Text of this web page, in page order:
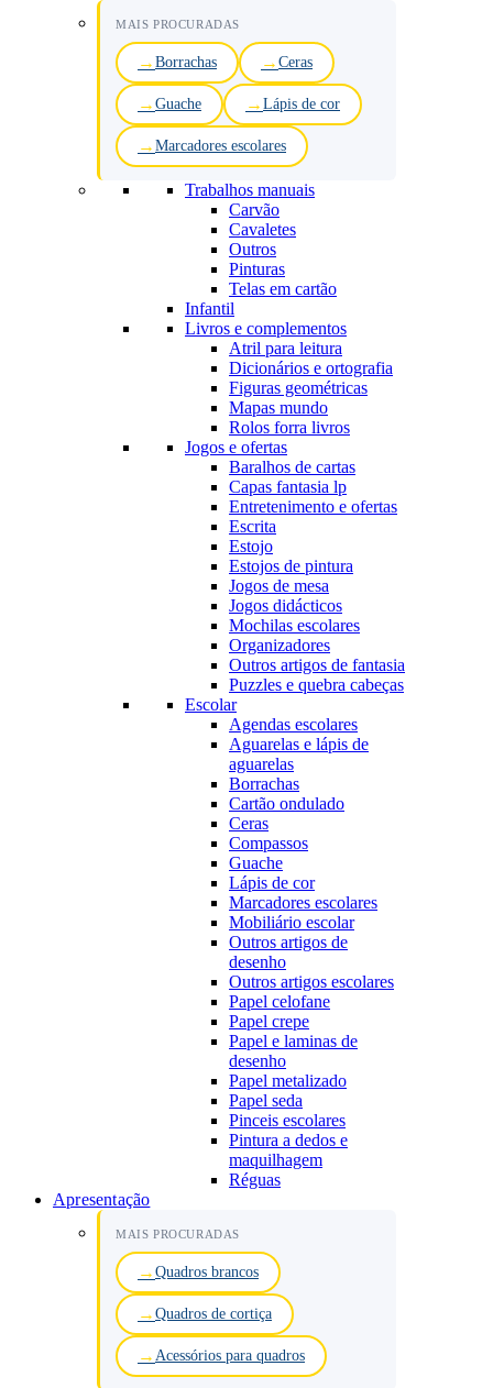
MAIS PROCURADAS
Borrachas Ceras
Guache Lápis de cor
Marcadores escolares
Trabalhos manuais
Carvão
Cavaletes
Outros
Pinturas
Telas em cartão
Infantil
Livros e complementos
Atril para leitura
Dicionários e ortografia
Figuras geométricas
Mapas mundo
Rolos forra livros
Jogos e ofertas
Baralhos de cartas
Capas fantasia lp
Entretenimento e ofertas
Escrita
Estojo
Estojos de pintura
Jogos de mesa
Jogos didácticos
Mochilas escolares
Organizadores
Outros artigos de fantasia
Puzzles e quebra cabeças
Escolar
Agendas escolares
Aguarelas e lápis de
aguarelas
Borrachas
Cartão ondulado
Ceras
Compassos
Guache
Lápis de cor
Marcadores escolares
Mobiliário escolar
Outros artigos de
desenho
Outros artigos escolares
Papel celofane
Papel crepe
Papel e laminas de
desenho
Papel metalizado
Papel seda
Pinceis escolares
Pintura a dedos e
maquilhagem
Réguas
Apresentação
MAIS PROCURADAS
Quadros brancos
Quadros de cortiça
Acessórios para quadros